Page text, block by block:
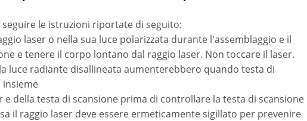
le istruzioni riportate di seguito:
laser o nella sua luce polarizzata durante l'assemblaggio e il
e tenere il corpo lontano dal raggio laser. Non toccare il laser.
luce radiante disallineata aumenterebbero quando testa di
insieme
e della testa di scansione prima di controllare la testa di scansione
il raggio laser deve essere ermeticamente sigillato per prevenire